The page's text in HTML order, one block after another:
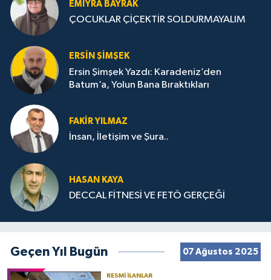
EMIYRA BAYRAK
ÇOCUKLAR ÇİÇEKTİR SOLDURMAYALIM
ERSIN ŞIMŞEK
Ersin Şimşek Yazdı: Karadeniz’den
Batum’a, Yolun Bana Bıraktıkları
FAKIR YILMAZ
İnsan, İletişim ve Şura..
HASAN KAYA
DECCAL FİTNESİ VE FETÖ GERÇEĞİ
Geçen Yıl Bugün 07 Ağustos 2025
RESMI İLANLAR